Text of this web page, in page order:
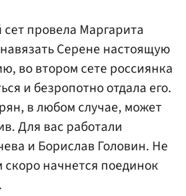
провела Маргарита
Серене настоящую
во втором сете россиянка
и безропотно отдала его.
в любом случае, может
Для вас работали
и Борислав Головин. Не
начнется поединок